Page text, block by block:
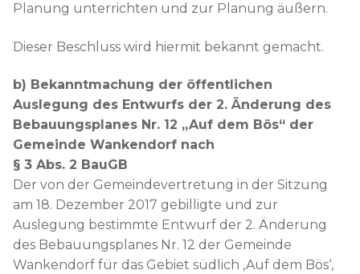
Planung unterrichten und zur Planung äußern.
Dieser Beschluss wird hiermit bekannt gemacht.
b) Bekanntmachung der öffentlichen
Auslegung des Entwurfs der 2. Änderung des
Bebauungsplanes Nr. 12 „Auf dem Bös“ der
Gemeinde Wankendorf nach
§ 3 Abs. 2 BauGB
Der von der Gemeindevertretung in der Sitzung
am 18. Dezember 2017 gebilligte und zur
Auslegung bestimmte Entwurf der 2. Änderung
des Bebauungsplanes Nr. 12 der Gemeinde
Wankendorf für das Gebiet südlich ‚Auf dem Bös‘,